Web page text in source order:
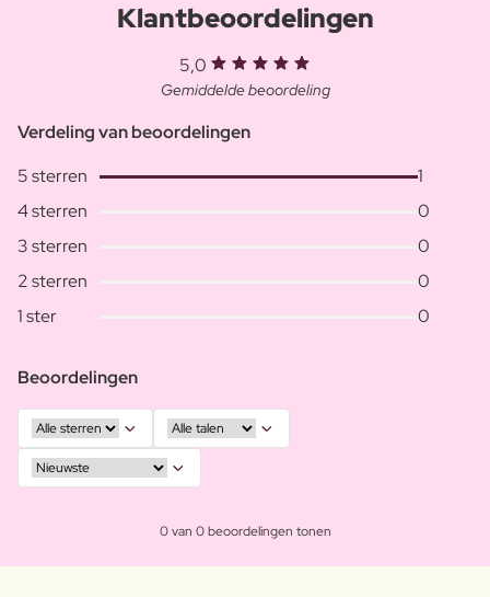
Klantbeoordelingen
5,0
Gemiddelde beoordeling
Verdeling van beoordelingen
5 sterren
1
4 sterren
0
3 sterren
0
2 sterren
0
1 ster
0
Beoordelingen
0 van 0 beoordelingen tonen